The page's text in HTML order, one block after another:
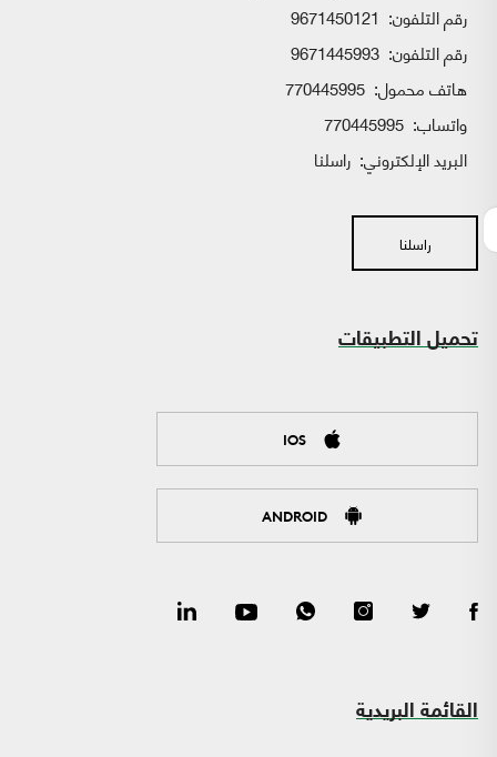
رقم التلفون: 9671450121
رقم التلفون: 9671445993
هاتف محمول: 770445995
واتساب:
البريد الإلكتروني: راسلنا
راسلنا
تحميل التطبيقات
IOS
ANDROID
القائمة البريدية